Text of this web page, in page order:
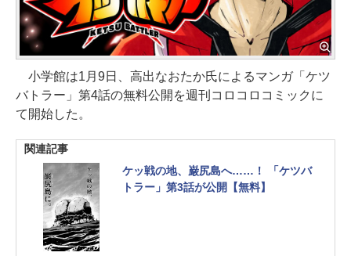
小学館は1月9日、高出なおたか氏によるマンガ「ケツ
バトラー」第4話の無料公開を週刊コロコロコミックに
て開始した。
関連記事
ケッ戦の地、巌尻島へ……！ 「ケツバ
トラー」第3話が公開【無料】